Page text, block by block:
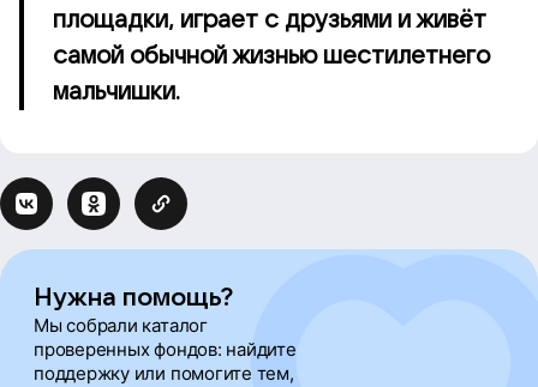
площадки, играет с друзьями и живёт
самой обычной жизнью шестилетнего
мальчишки.
Нужна помощь?
Мы собрали каталог
проверенных фондов: найдите
поддержку или помогите тем,